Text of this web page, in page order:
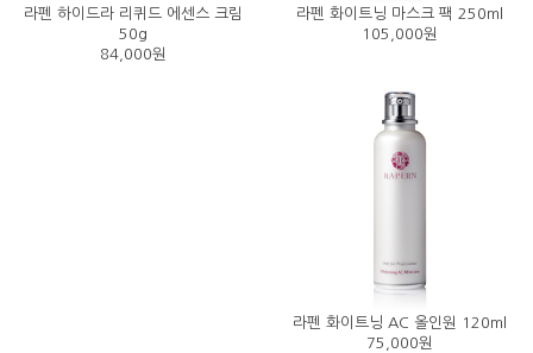
라펜 하이드라 리퀴드 에센스 크림
50g
84,000원
라펜 화이트닝 마스크 팩 250ml
105,000원
라펜 화이트닝 AC 올인원 120ml
75,000원